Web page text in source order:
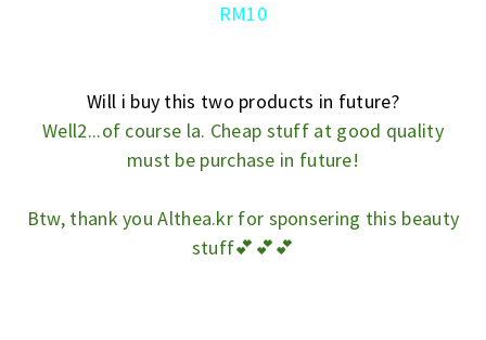
RM10
Will i buy this two products in future?
Well2...of course la. Cheap stuff at good quality
must be purchase in future!
Btw, thank you Althea.kr for sponsering this beauty
stuff💕💕💕